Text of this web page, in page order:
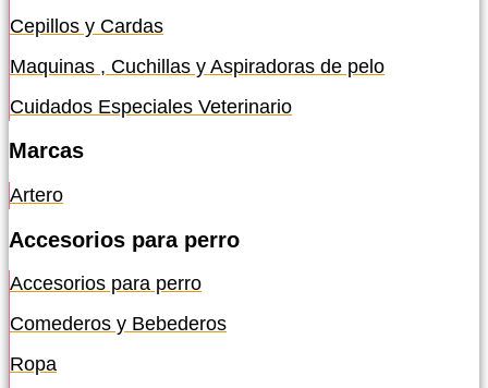
Cepillos y Cardas
Maquinas , Cuchillas y Aspiradoras de pelo
Cuidados Especiales Veterinario
Marcas
Artero
Accesorios para perro
Accesorios para perro
Comederos y Bebederos
Ropa